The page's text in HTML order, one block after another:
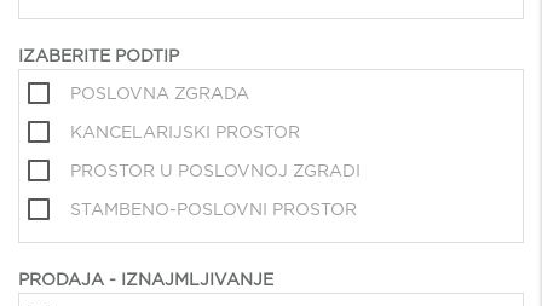
IZABERITE PODTIP
POSLOVNA ZGRADA
KANCELARIJSKI PROSTOR
PROSTOR U POSLOVNOJ ZGRADI
STAMBENO-POSLOVNI PROSTOR
PRODAJA - IZNAJMLJIVANJE